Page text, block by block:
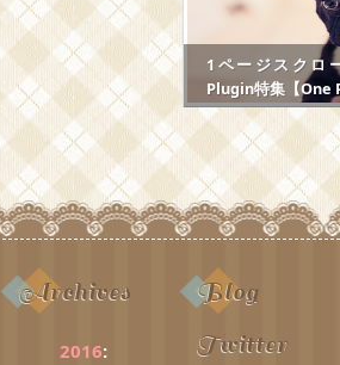
1ページスクロ
Plugin特集【One
Archives
2016:
Blog
Twitter